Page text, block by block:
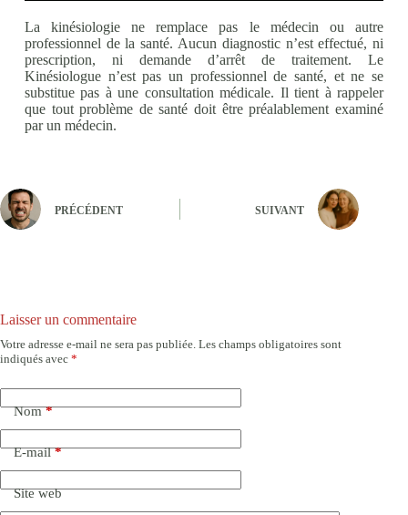
La kinésiologie ne remplace pas le médecin ou autre
professionnel de la santé. Aucun diagnostic n’est effectué, ni
prescription, ni demande d’arrêt de traitement. Le
Kinésiologue n’est pas un professionnel de santé, et ne se
substitue pas à une consultation médicale. Il tient à rappeler
que tout problème de santé doit être préalablement examiné
par un médecin.
PRÉCÉDENT SUIVANT
Laisser un commentaire
Votre adresse e-mail ne sera pas publiée. Les champs obligatoires sont
indiqués avec *
Nom*
E-mail*
Site web